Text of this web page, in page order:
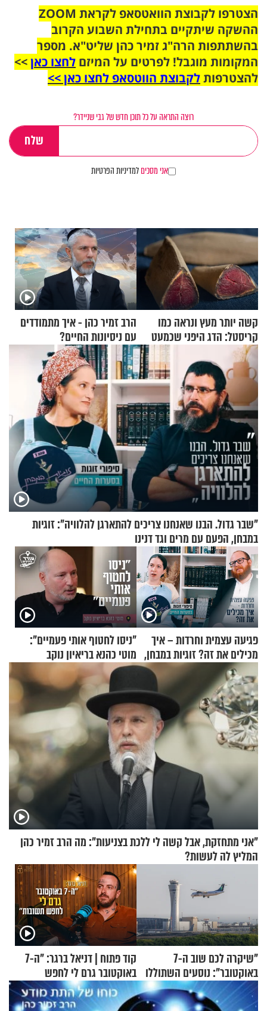
הצטרפו לקבוצת הוואטסאפ לקראת ZOOM
ההשקה שיתקיים בתחילת השבוע הקרוב
בהשתתפות הרה"ג זמיר כהן שליט"א. מספר
המקומות מוגבל! לפרטים על המיזם לחצו כאן>>
להצטרפותלקבוצת הווטסאפ לחצו כאן >>
רוצה התראה על כל תוכן חדש של גבי שניידר?
אני מסכיםלמדיניות הפרטיות
קשה יותר מעץ ונראה כמו
קריסטל: הדג היפני שכמעט
בלתי אפשרי לחתוך
הרב זמיר כהן - איך מתמודדים
עם ניסיונות החיים?
"שבר גדול. הבנו שאנחנו צריכים להתארגן להלוויה": זוגיות
במבחן, הפעם עם מרים וגד דנינו
פגיעה עצמית וחרדות – איך
מכילים את זה? זוגיות במבחן,
הפעם עם יהודית ואלתר כהן
"ניסו לחטוף אותי פעמיים":
מוטי כהנא בריאיון נוקב
"אני מתחזקת, אבל קשה לי ללכת בצניעות": מה הרב זמיר כהן
המליץ לה לעשות?
"שיקרה לכם שוב ה-7
באוקטובר": נוסעים השתוללו
בטיסה לפרנקפורט ונעצרו
לאחר שתקפו שוטרים
קוד פתוח | דניאל ברגר: "ה-7
באוקטובר גרם לי לחפש
תשובות"